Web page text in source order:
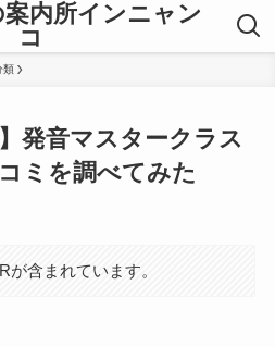
内所インニャン
コ
類
】発音マスタークラス
ミを調べてみた
が含まれています。